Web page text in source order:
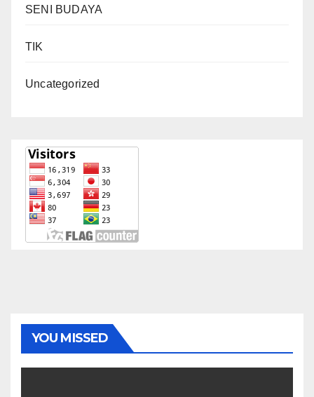
SENI BUDAYA
TIK
Uncategorized
YOU MISSED